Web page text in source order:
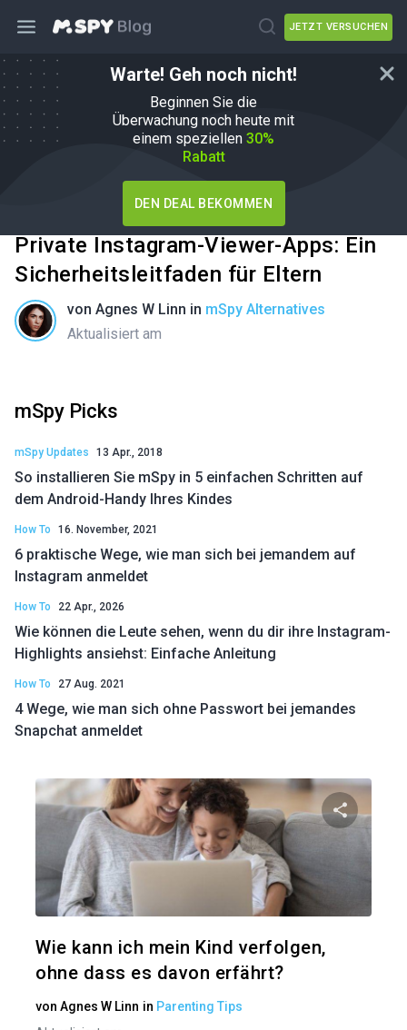
JETZT VERSUCHEN
Warte! Geh noch nicht!
Beginnen Sie die
Überwachung noch heute mit
einem speziellen 30%
Rabatt
DEN DEAL BEKOMMEN
Private Instagram-Viewer-Apps: Ein
Sicherheitsleitfaden für Eltern
von Agnes W Linn in mSpy Alternatives
Aktualisiert am
mSpy Picks
mSpy Updates 13 Apr., 2018
So installieren Sie mSpy in 5 einfachen Schritten auf
dem Android-Handy Ihres Kindes
How To 16. November, 2021
6 praktische Wege, wie man sich bei jemandem auf
Instagram anmeldet
How To 22 Apr., 2026
Wie können die Leute sehen, wenn du dir ihre Instagram-
Highlights ansiehst: Einfache Anleitung
How To 27 Aug. 2021
4 Wege, wie man sich ohne Passwort bei jemandes
Snapchat anmeldet
Diesen
Wie kann ich mein Kind verfolgen,
ohne dass es davon erfährt?
von Agnes W Linn in Parenting Tips